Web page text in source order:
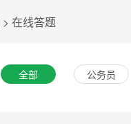
> 在线答题
全部 公务员